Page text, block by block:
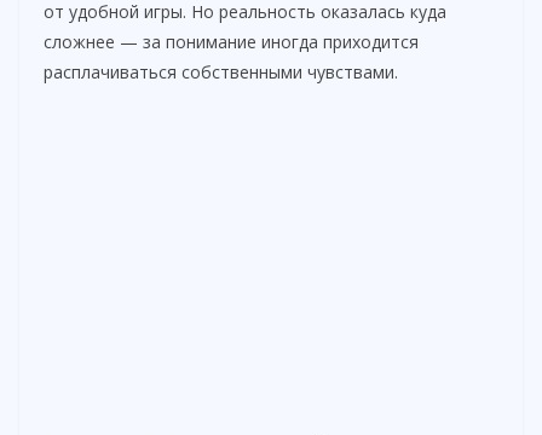
от удобной игры. Но реальность оказалась куда
сложнее — за понимание иногда приходится
расплачиваться собственными чувствами.